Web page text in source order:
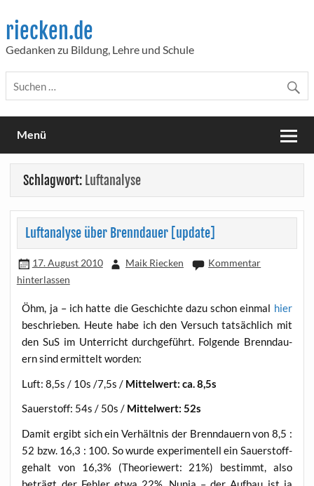
content
riecken.de
Gedanken zu Bildung, Lehre und Schule
Menü
Schlagwort: Luftanalyse
Luftanalyse über Brenndauer [update]
17. August 2010 Maik Riecken
Kommentar
hinterlassen
Öhm, ja – ich hat­te die Geschich­te dazu schon ein­mal hier
beschrie­ben. Heu­te habe ich den Ver­such tat­säch­lich mit
den SuS im Unter­richt durch­ge­führt. Fol­gen­de Brenn­dau­
ern sind ermit­telt worden:
Luft: 8,5s / 10s /7,5s / Mit­tel­wert: ca. 8,5s
Sau­er­stoff: 54s / 50s / Mit­tel­wert: 52s
Damit ergibt sich ein Ver­hält­nis der Brenn­dau­ern von 8,5 :
52 bzw. 16,3 : 100. So wur­de expe­ri­men­tell ein Sau­er­stoff­
ge­halt von 16,3% (Theo­rie­wert: 21%) bestimmt, also